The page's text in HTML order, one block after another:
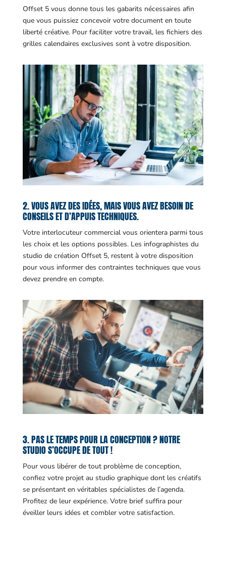
Offset 5 vous donne tous les gabarits nécessaires afin
que vous puissiez concevoir votre document en toute
liberté créative. Pour faciliter votre travail, les fichiers des
grilles calendaires exclusives sont à votre disposition.
2. VOUS AVEZ DES IDÉES, MAIS VOUS AVEZ BESOIN DE
CONSEILS ET D’APPUIS TECHNIQUES.
Votre interlocuteur commercial vous orientera parmi tous
les choix et les options possibles. Les infographistes du
studio de création Offset 5, restent à votre disposition
pour vous informer des contraintes techniques que vous
devez prendre en compte.
3. PAS LE TEMPS POUR LA CONCEPTION ? NOTRE
STUDIO S’OCCUPE DE TOUT !
Pour vous libérer de tout problème de conception,
confiez votre projet au studio graphique dont les créatifs
se présentant en véritables spécialistes de l’agenda.
Profitez de leur expérience. Votre brief suffira pour
éveiller leurs idées et combler votre satisfaction.